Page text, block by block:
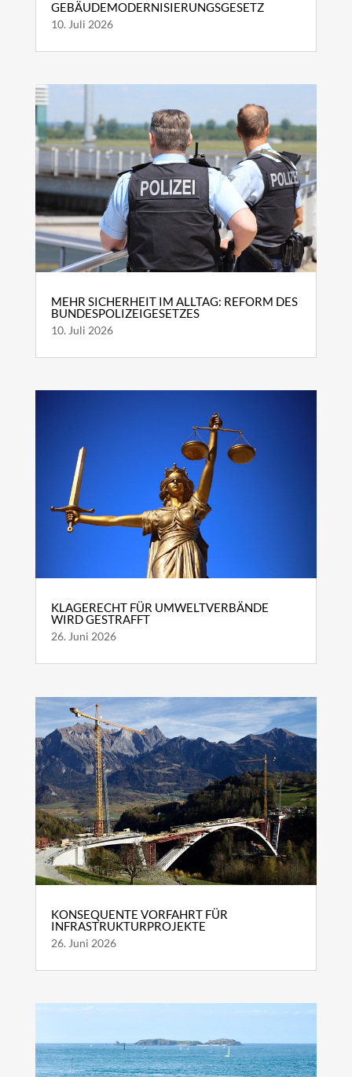
GEBÄUDEMODERNISIERUNGSGESETZ
10. Juli 2026
MEHR SICHERHEIT IM ALLTAG: REFORM DES
BUNDESPOLIZEIGESETZES
10. Juli 2026
KLAGERECHT FÜR UMWELTVERBÄNDE
WIRD GESTRAFFT
26. Juni 2026
KONSEQUENTE VORFAHRT FÜR
INFRASTRUKTURPROJEKTE
26. Juni 2026